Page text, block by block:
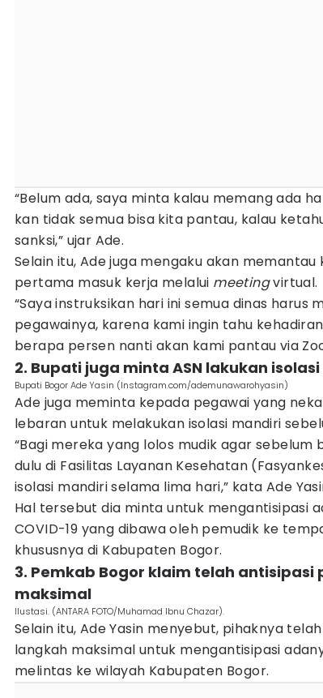
“Belum ada, saya minta kalau memang ada
kan tidak semua bisa kita pantau, kalau
sanksi,” ujar Ade.
Selain itu, Ade juga mengaku akan memantau
pertama masuk kerja melalui meetingvirtual.
“Saya instruksikan hari ini semua dinas harus
pegawainya, karena kami ingin tahu
berapa persen nanti akan kami pantau via
2. Bupati juga minta ASN lakukan
Bupati Bogor Ade Yasin (Instagram.com/ademunawarohyasin)
Ade juga meminta kepada pegawai yang
lebaran untuk melakukan isolasi mandiri
“Bagi mereka yang lolos mudik agar
dulu di Fasilitas Layanan Kesehatan
isolasi mandiri selama lima hari,” kata Ade
Hal tersebut dia minta untuk mengantisipasi
COVID-19 yang dibawa oleh pemudik ke
khususnya di Kabupaten Bogor.
3. Pemkab Bogor klaim telah antisipasi
maksimal
Ilustasi. (ANTARA FOTO/Muhamad Ibnu Chazar).
Selain itu, Ade Yasin menyebut, pihaknya
langkah maksimal untuk mengantisipasi
melintas ke wilayah Kabupaten Bogor.